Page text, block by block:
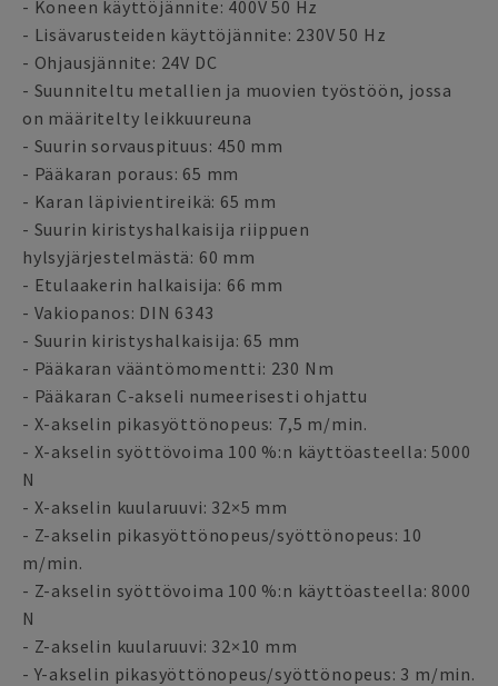
- Koneen käyttöjännite: 400V 50 Hz
- Lisävarusteiden käyttöjännite: 230V 50 Hz
- Ohjausjännite: 24V DC
- Suunniteltu metallien ja muovien työstöön, jossa
on määritelty leikkuureuna
- Suurin sorvauspituus: 450 mm
- Pääkaran poraus: 65 mm
- Karan läpivientireikä: 65 mm
- Suurin kiristyshalkaisija riippuen
hylsyjärjestelmästä: 60 mm
- Etulaakerin halkaisija: 66 mm
- Vakiopanos: DIN 6343
- Suurin kiristyshalkaisija: 65 mm
- Pääkaran vääntömomentti: 230 Nm
- Pääkaran C-akseli numeerisesti ohjattu
- X-akselin pikasyöttönopeus: 7,5 m/min.
- X-akselin syöttövoima 100 %:n käyttöasteella: 5000
N
- X-akselin kuularuuvi: 32×5 mm
- Z-akselin pikasyöttönopeus/syöttönopeus: 10
m/min.
- Z-akselin syöttövoima 100 %:n käyttöasteella: 8000
N
- Z-akselin kuularuuvi: 32×10 mm
- Y-akselin pikasyöttönopeus/syöttönopeus: 3 m/min.